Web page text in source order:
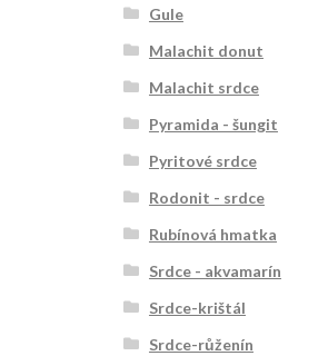
Gule
Malachit donut
Malachit srdce
Pyramida - šungit
Pyritové srdce
Rodonit - srdce
Rubínová hmatka
Srdce - akvamarín
Srdce-krištál
Srdce-růženín